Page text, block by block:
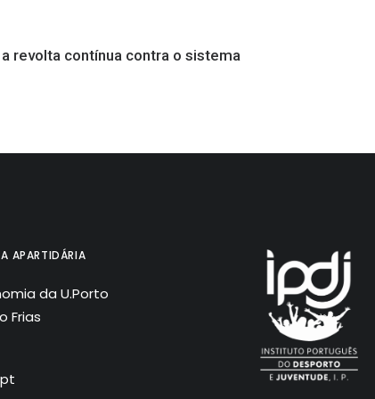
revolta contínua contra o sistema
APARTIDÁRIA
da U.Porto
Frias